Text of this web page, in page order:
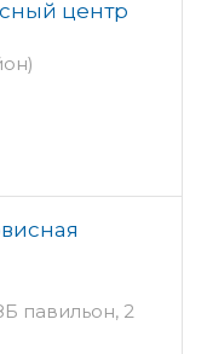
центр
павильон, 2